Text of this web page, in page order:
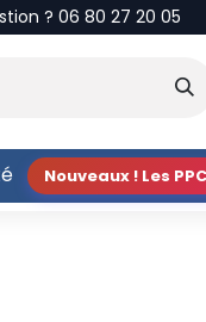
? 06 80 27 20 05
Nouveaux ! Les